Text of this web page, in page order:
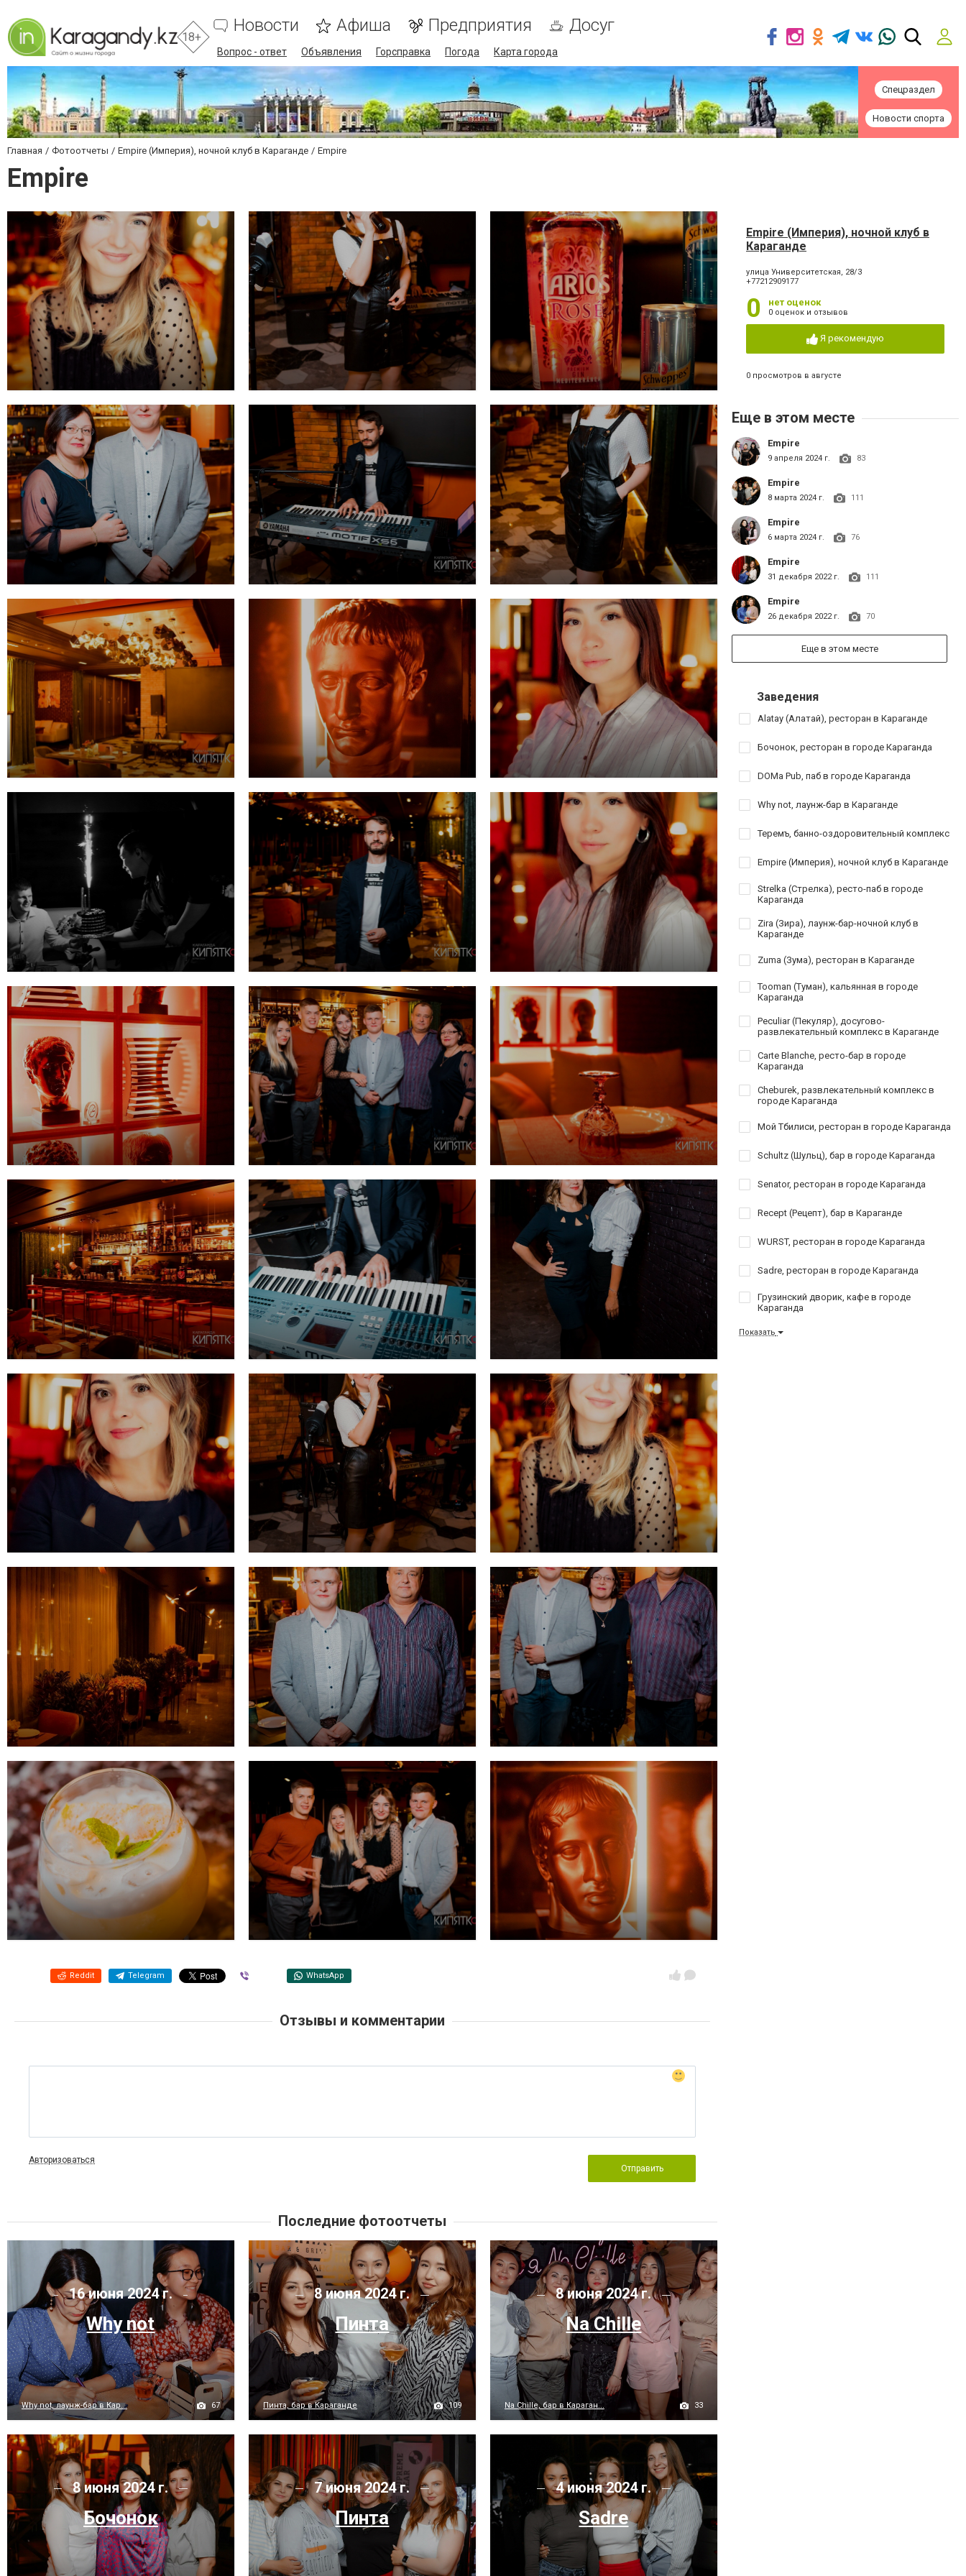
18+
Новости Афиша Предприятия Досуг
Вопрос - ответ Объявления Горсправка Погода Карта города
Спецраздел
Новости спорта
Главная Фотоотчеты Empire (Империя), ночной клуб в Караганде Empire
Empire
Reddit Telegram WhatsApp
Отзывы и комментарии
Авторизоваться
Отправить
Empire (Империя), ночной клуб в
Караганде
улица Университетская, 28/3
+77212909177
0 нет оценок
0 оценок и отзывов
Я рекомендую
0 просмотров в августе
Еще в этом месте
Empire
9 апреля 2024 г. 83
Empire
8 марта 2024 г. 111
Empire
6 марта 2024 г. 76
Empire
31 декабря 2022 г. 111
Empire
26 декабря 2022 г. 70
Еще в этом месте
Заведения
Alatay (Алатай), ресторан в Караганде
Бочонок, ресторан в городе Караганда
DOMa Pub, паб в городе Караганда
Why not, лаунж-бар в Караганде
Теремъ, банно-оздоровительный комплекс
Empire (Империя), ночной клуб в Караганде
Strelka (Стрелка), ресто-паб в городе
Караганда
Zira (Зира), лаунж-бар-ночной клуб в
Караганде
Zuma (Зума), ресторан в Караганде
Tooman (Туман), кальянная в городе
Караганда
Peculiar (Пекуляр), досугово-
развлекательный комплекс в Караганде
Carte Blanche, ресто-бар в городе
Караганда
Cheburek, развлекательный комплекс в
городе Караганда
Мой Тбилиси, ресторан в городе Караганда
Schultz (Шульц), бар в городе Караганда
Senator, ресторан в городе Караганда
Recept (Рецепт), бар в Караганде
WURST, ресторан в городе Караганда
Sadre, ресторан в городе Караганда
Грузинский дворик, кафе в городе
Караганда
Показать
Последние фотоотчеты
16 июня 2024 г.
Why not
Why not, лаунж-бар в Кар... 67
8 июня 2024 г.
Пинта
Пинта, бар в Караганде 109
8 июня 2024 г.
Na Chille
Na Chille, бар в Караган... 33
8 июня 2024 г.
Бочонок
7 июня 2024 г.
Пинта
4 июня 2024 г.
Sadre